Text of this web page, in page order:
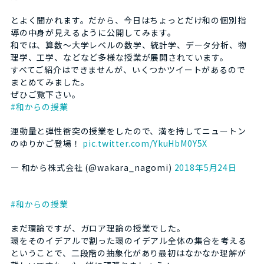
とよく聞かれます。だから、今日はちょっとだけ和の個別指
導の中身が見えるように公開してみます。
和では、算数～大学レベルの数学、統計学、データ分析、物
理学、工学、などなど多様な授業が展開されています。
すべてご紹介はできませんが、いくつかツイートがあるので
まとめてみました。
ぜひご覧下さい。
#和からの授業
運動量と弾性衝突の授業をしたので、満を持してニュートン
のゆりかご登場！ pic.twitter.com/YkuHbM0Y5X
— 和から株式会社 (@wakara_nagomi) 2018年5月24日
#和からの授業
まだ環論ですが、ガロア理論の授業でした。
環をそのイデアルで割った環のイデアル全体の集合を考える
ということで、二段階の抽象化があり最初はなかなか理解が